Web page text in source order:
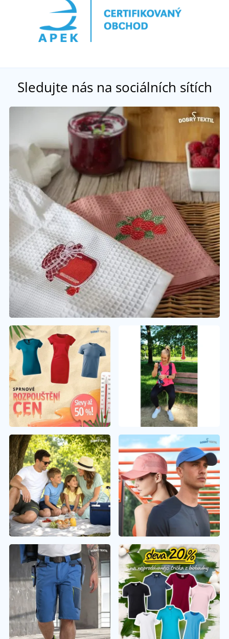
Sledujte nás na sociálních sítích